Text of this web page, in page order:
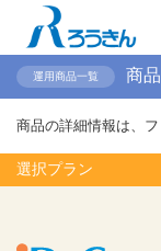
運用商品一覧 商
商品の詳細情報は、
選択プラン